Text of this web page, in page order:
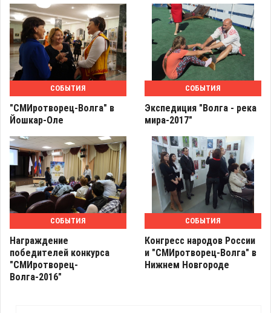
СОБЫТИЯ
"СМИротворец-Волга" в
Йошкар-Оле
СОБЫТИЯ
Экспедиция "Волга - река
мира-2017"
СОБЫТИЯ
Награждение
победителей конкурса
"СМИротворец-
Волга-2016"
СОБЫТИЯ
Конгресс народов России
и "СМИротворец-Волга" в
Нижнем Новгороде